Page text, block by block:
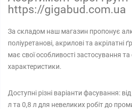
https://gigabud.com.ua
За складом наш магазин пропонує
поліуретанові, акрилові та акрілатні
має свої особливості застосування та
характеристики.
Доступні різні варіанти фасування:
л та 0,8 л для невеликих робіт до